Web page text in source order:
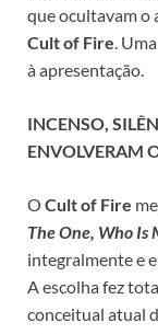
que ocultavam o
Cult of Fire.
à apresentação.
INCENSO,
ENVOLVERAM
O Cult of Fire
The One, Who Is
integralmente e
A escolha fez
conceitual atual